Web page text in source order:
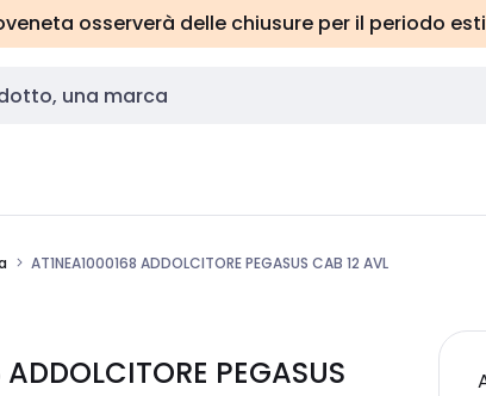
osserverà delle chiusure per il periodo
AT1NEA1000168 ADDOLCITORE PEGASUS CAB 12 AVL
PEGASUS